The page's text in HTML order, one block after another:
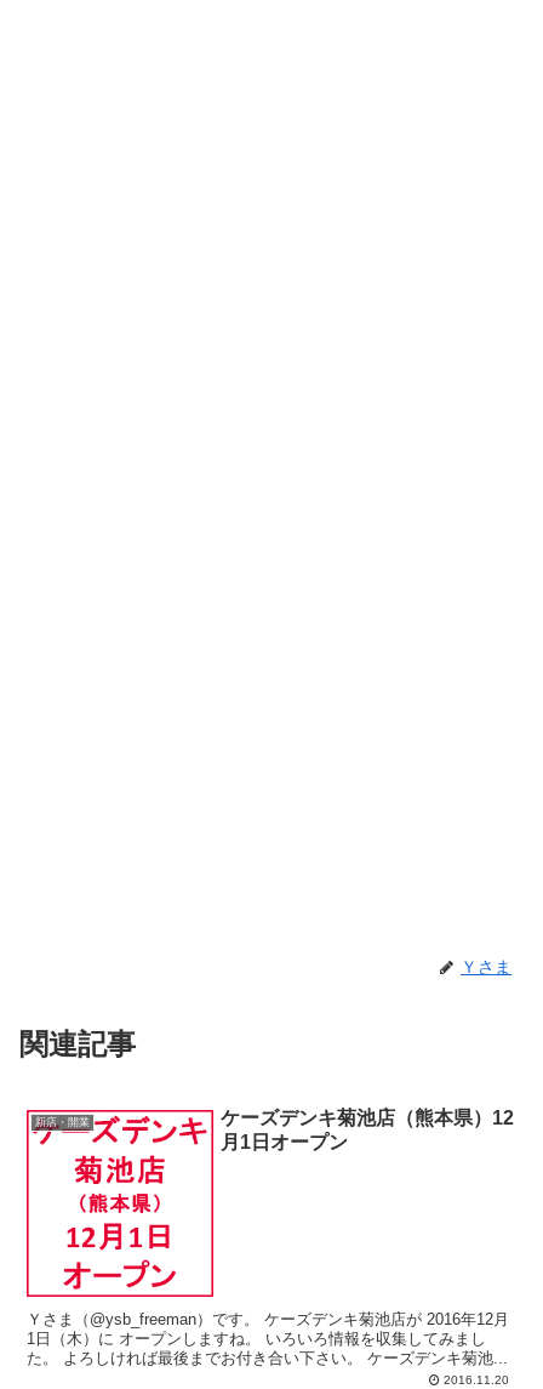
Ｙさま
関連記事
新店・開業
ケーズデンキ菊池店（熊本県）12
月1日オープン
Ｙさま（@ysb_freeman）です。 ケーズデンキ菊池店が 2016年12月
1日（木）に オープンしますね。 いろいろ情報を収集してみまし
た。 よろしければ最後までお付き合い下さい。 ケーズデンキ菊池...
2016.11.20